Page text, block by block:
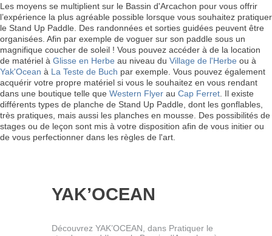
Les moyens se multiplient sur le Bassin d'Arcachon pour vous offrir
l’expérience la plus agréable possible lorsque vous souhaitez pratiquer
le Stand Up Paddle. Des randonnées et sorties guidées peuvent être
organisées. Afin par exemple de voguer sur son paddle sous un
magnifique coucher de soleil ! Vous pouvez accéder à de la location
de matériel à Glisse en Herbe au niveau du Village de l'Herbe ou à
Yak'Ocean à La Teste de Buch par exemple. Vous pouvez également
acquérir votre propre matériel si vous le souhaitez en vous rendant
dans une boutique telle que Western Flyer au Cap Ferret . Il existe
différents types de planche de Stand Up Paddle, dont les gonflables,
très pratiques, mais aussi les planches en mousse. Des possibilités de
stages ou de leçon sont mis à votre disposition afin de vous initier ou
de vous perfectionner dans les règles de l'art.
YAK’OCEAN
Découvrez YAK’OCEAN, dans Pratiquer le